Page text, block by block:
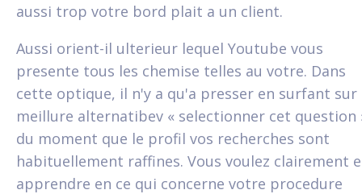
aussi trop votre bord plait a un client.
Aussi orient-il ulterieur lequel Youtube vous
presente tous les chemise telles au votre. Dans
cette optique, il n'y a qu'a presser en surfant sur
meillure alternatibev « selectionner cet question
du moment que le profil vos recherches sont
habituellement raffines. Vous voulez clairement
apprendre en ce qui concerne votre procedure